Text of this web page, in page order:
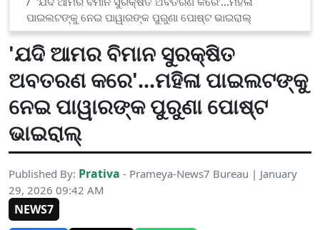
ପାଇଲଟଙ୍କୁ ନେଇ ପାୱାରଙ୍କ ପୁରୁଣା ପୋଷ୍ଟ ଭାଇରାଲ୍
'ଯଦି ଆମର ବିମାନ ସୁରକ୍ଷିତ
ଅବତରଣ କରେ'...ମହିଳା ପାଇଲଟଙ୍କୁ
ନେଇ ପାୱାରଙ୍କ ପୁରୁଣା ପୋଷ୍ଟ
ଭାଇରାଲ୍
Published By: Prativa - Prameya-News7 Bureau | January
29, 2026 09:42 AM
NEWS7